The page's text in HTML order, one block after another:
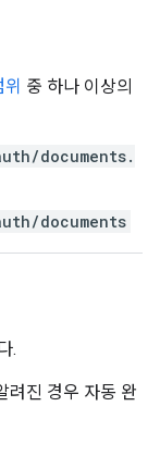
위 중 하나 이상의
documents.
documents
.
려진 경우 자동 완